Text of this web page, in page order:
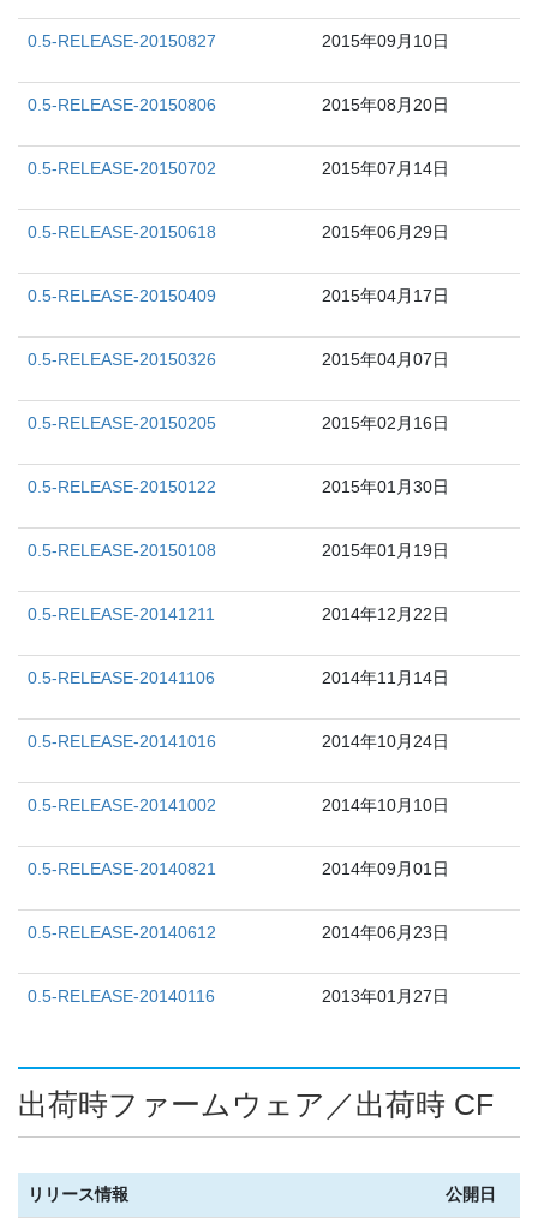
0.5-RELEASE-20150827 2015年09月10日
0.5-RELEASE-20150806 2015年08月20日
0.5-RELEASE-20150702 2015年07月14日
0.5-RELEASE-20150618 2015年06月29日
0.5-RELEASE-20150409 2015年04月17日
0.5-RELEASE-20150326 2015年04月07日
0.5-RELEASE-20150205 2015年02月16日
0.5-RELEASE-20150122 2015年01月30日
0.5-RELEASE-20150108 2015年01月19日
0.5-RELEASE-20141211 2014年12月22日
0.5-RELEASE-20141106 2014年11月14日
0.5-RELEASE-20141016 2014年10月24日
0.5-RELEASE-20141002 2014年10月10日
0.5-RELEASE-20140821 2014年09月01日
0.5-RELEASE-20140612 2014年06月23日
0.5-RELEASE-20140116 2013年01月27日
出荷時ファームウェア／出荷時 CF
リリース情報 公開日